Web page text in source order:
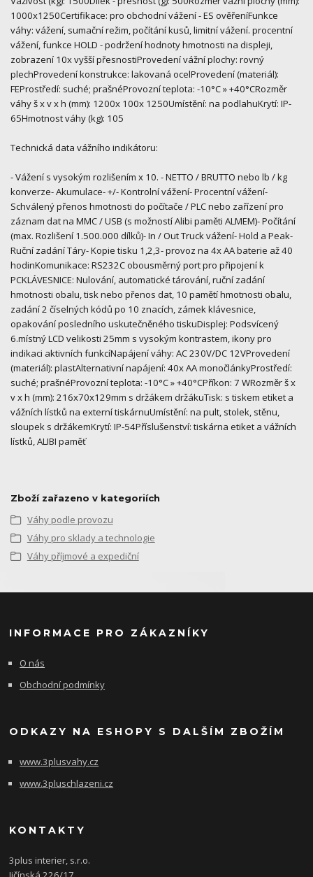
1000x1250Certifikace: pro obchodní vážení - ES ověřeníFunkce
váhy: vážení, sumační režim, počítání kusů, limitní vážení. procentní
vážení, funkce HOLD - podržení hodnoty hmotnosti na displeji,
zobrazení 10x vyšší přesnostiProvedení vážní plochy: rovný
plechProvedení konstrukce: lakovaná ocelProvedení (materiál):
FEProstředí: suché; prašnéProvozní teplota: -10°C » +40°CRozměr
váhy š x v x h (mm): 1200x 100x 1250Umístění: na podlahuKrytí: IP-
65Hmotnost váhy (kg): 105
Technická data vážního indikátoru:
- Vážení s vysokým rozlišením x 10. - NETTO / BRUTTO nebo lb / kg
konverze- Akumulace- +/- Kontrolní vážení- Procentní vážení-
Schválený přenos hmotnosti do počítače / PLC nebo zařízení pro
záznam dat na MMC / USB (s možností Alibi paměti ALMEM)- Počítání
(max. Rozlišení 1.500.000 dílků)- In / Out Truck vážení- Hold a Peak-
Ruční zadání Táry- Kopie tisku 1,2,3- provoz na 4x AA baterie až 40
hodinKomunikace: RS232C obousměrný port pro připojení k
PCKLÁVESNICE: Nulování, automatické tárování, ruční zadání
hmotnosti obalu, tisk nebo přenos dat, 10 pamětí hmotnosti obalu,
zadání 2 číselných kódů po 10 znacích, zámek klávesnice,
opakování posledního uskutečněného tiskuDisplej: Podsvícený
6.místný LCD velikosti 25mm s vysokým kontrastem, ikony pro
indikaci aktivních funkcíNapájení váhy: AC 230V/DC 12VProvedení
(materiál): plastAlternativní napájení: 40x AA monočlánkyProstředí:
suché; prašnéProvozní teplota: -10°C » +40°CPříkon: 7 WRozměr š x
v x h (mm): 216x70x129mm s držákem držákuTisk: s tiskem etiket a
vážních lístků na externí tiskárnuUmístění: na pult, stolek, stěnu,
sloupek s držákemKrytí: IP-54Příslušenství: tiskárna etiket a vážních
lístků, ALIBI paměť
Zboží zařazeno v kategoriích
Váhy podle provozu
Váhy pro sklady a technologie
Váhy příjmové a expediční
INFORMACE PRO ZÁKAZNÍKY
O nás
Obchodní podmínky
ODKAZY NA ESHOPY S DALŠÍM ZBOŽÍM
www.3plusvahy.cz
www.3pluschlazeni.cz
KONTAKTY
3plus interier, s.r.o.